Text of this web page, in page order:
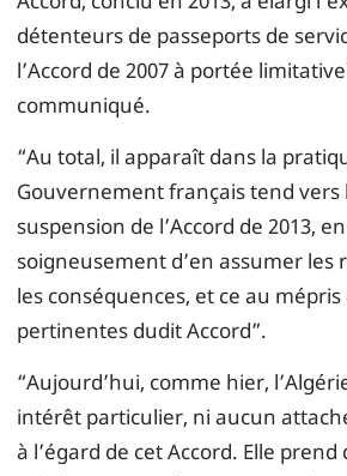
détenteurs de passeports de
l’Accord de 2007 à portée
communiqué.
“Au total, il apparaît dans la
Gouvernement français tend vers
suspension de l’Accord de 2013,
soigneusement d’en assumer les
les conséquences, et ce au
pertinentes dudit Accord”.
“Aujourd’hui, comme hier,
intérêt particulier, ni aucun
à l’égard de cet Accord. Elle